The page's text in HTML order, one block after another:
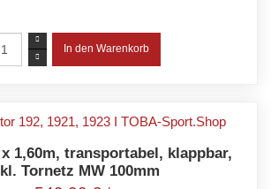
1,60m, transportabel, klappbar,
Tornetz MW 100mm